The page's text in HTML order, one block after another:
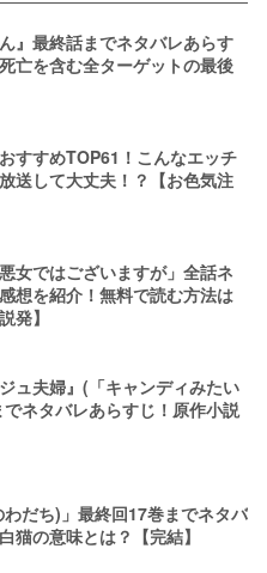
』最終話までネタバレあらす
亡を含む全ターゲットの最後
すすめTOP61！こんなエッチ
送して大丈夫！？【お色気注
女ではございますが」全話ネ
想を紹介！無料で読む方法は
発】
ュ夫婦』(「キャンディみたい
ネタバレあらすじ！原作小説
だち)」最終回17巻までネタバ
猫の意味とは？【完結】